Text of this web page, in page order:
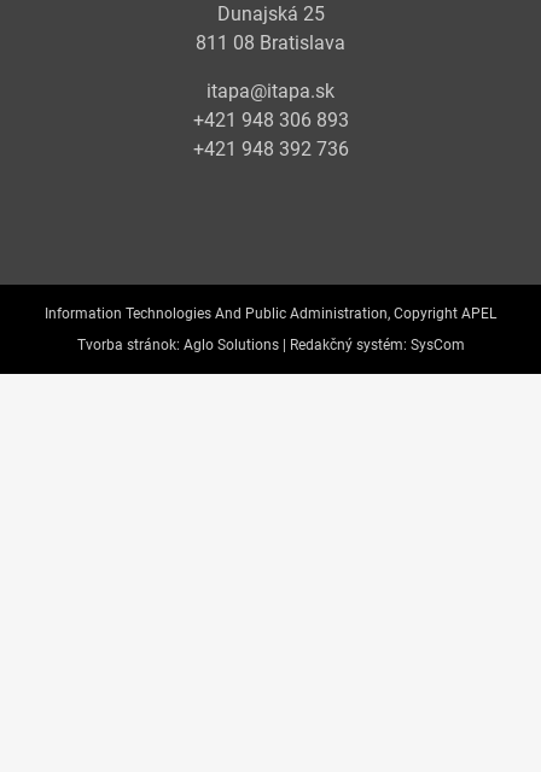
Dunajská 25
811 08 Bratislava
itapa@itapa.sk
+421 948 306 893
+421 948 392 736
Information Technologies And Public Administration, Copyright APEL
Tvorba stránok: Aglo Solutions | Redakčný systém: SysCom